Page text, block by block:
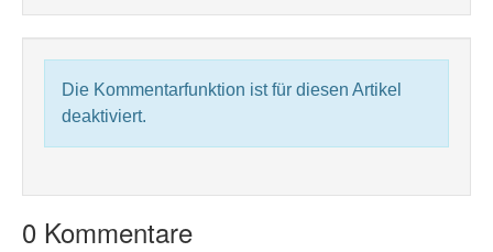
Die Kommentarfunktion ist für diesen Artikel
deaktiviert.
0 Kommentare